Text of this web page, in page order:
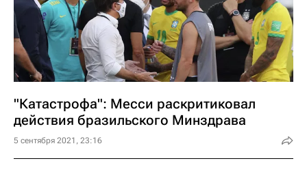
"Катастрофа": Месси раскритиковал
действия бразильского Минздрава
5 сентября 2021, 23:16